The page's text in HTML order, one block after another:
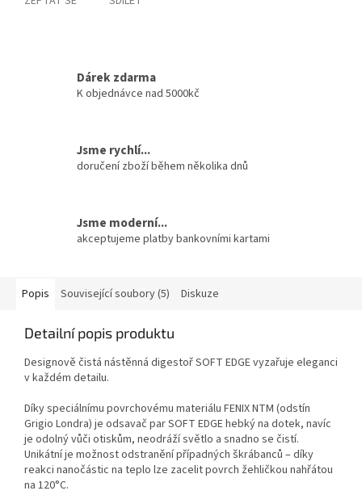
Dárek zdarma
K objednávce nad 5000kč
Jsme rychlí...
doručení zboží během několika dnů
Jsme moderní...
akceptujeme platby bankovními kartami
Popis Související soubory (5) Diskuze
Detailní popis produktu
Designově čistá nástěnná digestoř SOFT EDGE vyzařuje eleganci
v každém detailu.
Díky speciálnímu povrchovému materiálu FENIX NTM (odstín
Grigio Londra) je odsavač par SOFT EDGE hebký na dotek, navíc
je odolný vůči otiskům, neodráží světlo a snadno se čistí.
Unikátní je možnost odstranění případných škrábanců – díky
reakci nanočástic na teplo lze zacelit povrch žehličkou nahřátou
na 120°C.